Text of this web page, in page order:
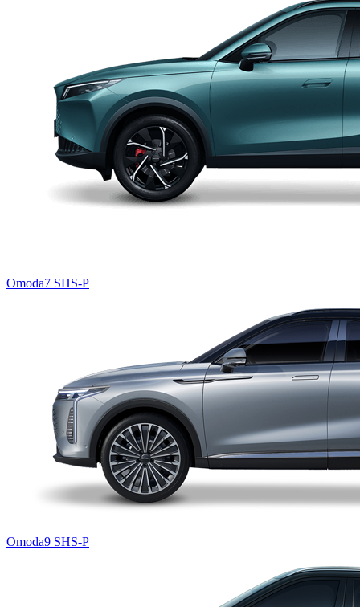
Omoda7 SHS-P
Omoda9 SHS-P